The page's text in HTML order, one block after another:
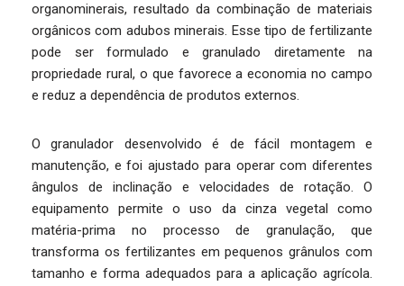
organominerais, resultado da combinação de materiais
orgânicos com adubos minerais. Esse tipo de fertilizante
pode ser formulado e granulado diretamente na
propriedade rural, o que favorece a economia no campo
e reduz a dependência de produtos externos.
O granulador desenvolvido é de fácil montagem e
manutenção, e foi ajustado para operar com diferentes
ângulos de inclinação e velocidades de rotação. O
equipamento permite o uso da cinza vegetal como
matéria-prima no processo de granulação, que
transforma os fertilizantes em pequenos grânulos com
tamanho e forma adequados para a aplicação agrícola.